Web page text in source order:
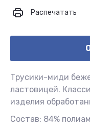
Распечатать
Трусики-миди
ластовицей.
изделия
Состав: 84%